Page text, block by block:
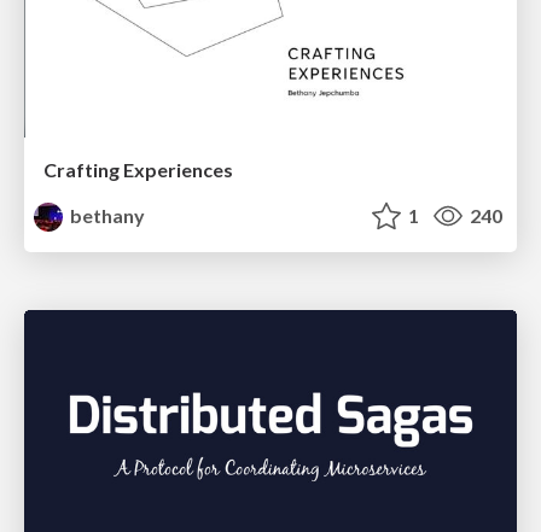
Crafting Experiences
bethany
1 240